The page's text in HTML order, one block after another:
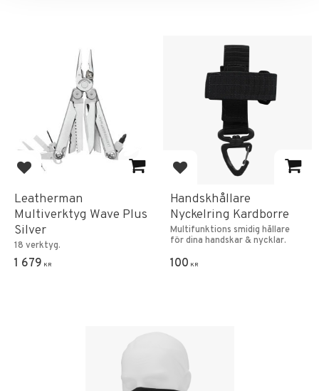
Add to favorites
Leatherman
Multiverktyg Wave Plus
Silver
18 verktyg.
1 679 KR
Add to favorites
Handskhållare
Nyckelring Kardborre
Multifunktions smidig hållare
för dina handskar & nycklar.
100 KR